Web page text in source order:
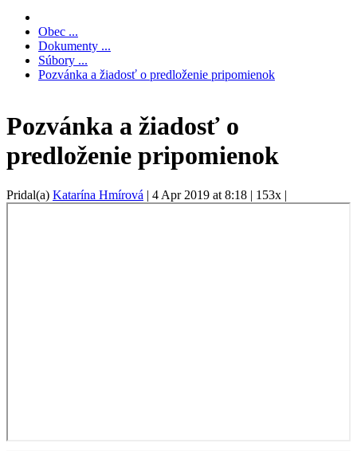
Obec ...
Dokumenty ...
Súbory ...
Pozvánka a žiadosť o predloženie pripomienok
Pozvánka a žiadosť o
predloženie pripomienok
Pridal(a) Katarína Hmírová | 4 Apr 2019 at 8:18 | 153x |